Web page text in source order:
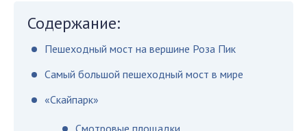
Содержание:
Пешеходный мост на вершине Роза Пик
Самый большой пешеходный мост в мире
«Скайпарк»
Смотровые площадки